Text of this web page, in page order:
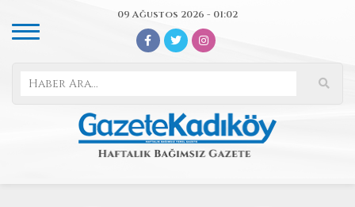
09 Ağustos 2026 - 01:02